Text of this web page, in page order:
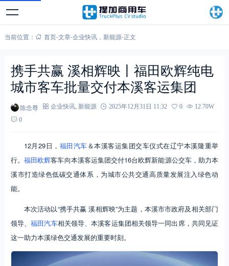
当前位置： 首页-文章-企业快讯， 新能源-正文
携手共赢 溪相辉映丨福田欧辉纯电
城市客车批量交付本溪客运集团
陈念尊 企业快讯, 新能源 2025年12月31日 11:32 0
12.70W
0
12月29日， 福田汽车＆本溪客运集团交车仪式在辽宁本溪隆重举
行。福田欧辉客车向本溪客运集团交付16台欧辉新能源公交车，助力本
溪市打造绿色低碳交通体系，为城市公共交通高质量发展注入绿色动
能。
本次活动以“携手共赢 溪相辉映”为主题，本溪市市政府及相关部门
领导、福田汽车相关领导、本溪客运集团相关领导一同出席，共同见证
这一助力本溪绿色交通发展的重要时刻。